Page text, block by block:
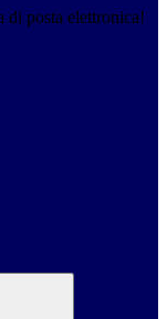
di posta elettronica!